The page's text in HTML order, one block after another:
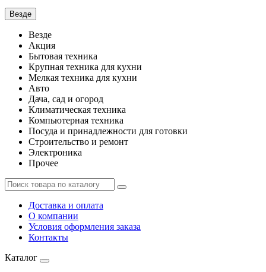
Везде
Везде
Акция
Бытовая техника
Крупная техника для кухни
Мелкая техника для кухни
Авто
Дача, сад и огород
Климатическая техника
Компьютерная техника
Посуда и принадлежности для готовки
Строительство и ремонт
Электроника
Прочее
Доставка и оплата
О компании
Условия оформления заказа
Контакты
Каталог